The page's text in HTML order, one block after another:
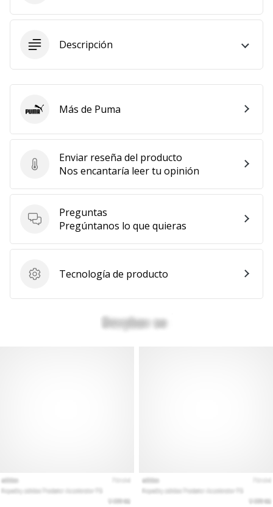
Descripción
Enviar reseña del producto
Enviar reseña del producto
Nos encantaría leer tu opinión
Preguntas
Preguntas
Pregúntanos lo que quieras
Tecnología de producto
Tecnología de producto
PumaMás de Puma